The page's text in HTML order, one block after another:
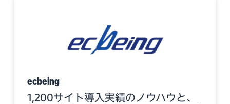
ecbeing
1,200サイト導入実績のノウハウと、